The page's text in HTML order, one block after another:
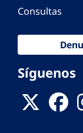
Consultas
Síguenos